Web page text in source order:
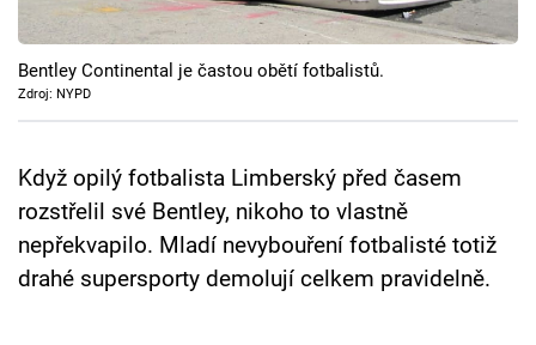
Cool Esport
Pořady
Sledujte prima+
Přihlášení
Bentley Continental je častou obětí fotbalistů.
Zdroj: NYPD
Když opilý fotbalista Limberský před časem
rozstřelil své Bentley, nikoho to vlastně
nepřekvapilo. Mladí nevybouření fotbalisté totiž
drahé supersporty demolují celkem pravidelně.